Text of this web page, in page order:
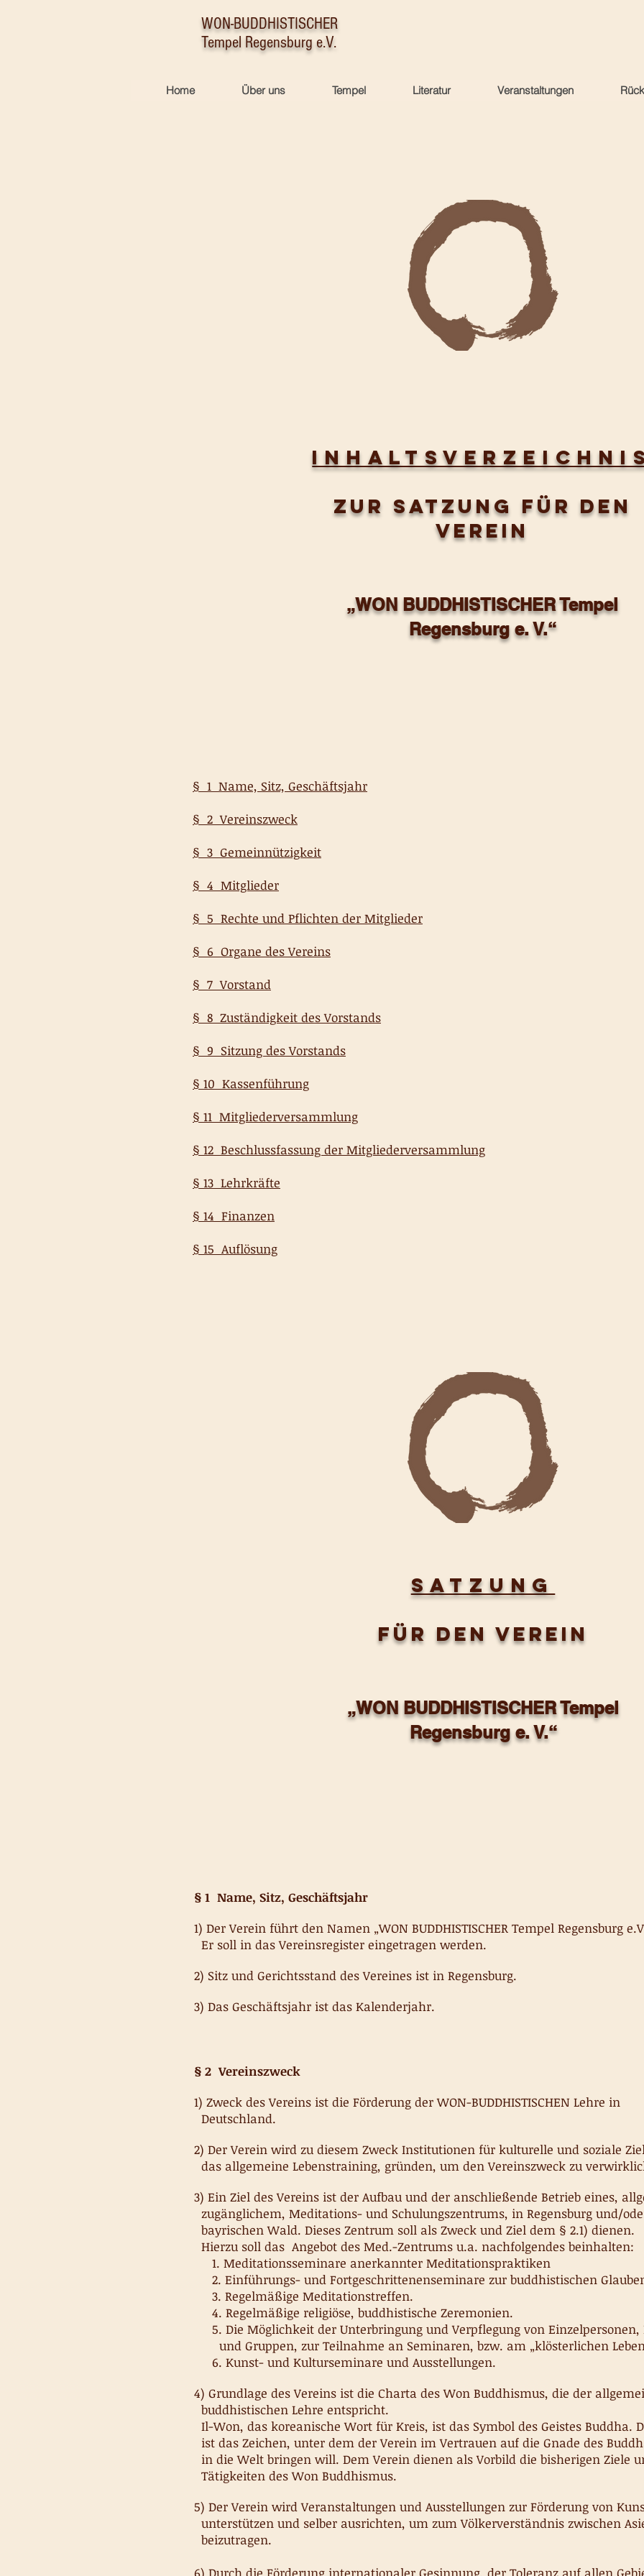
WON-BUDDHISTISCHER
Tempel Regensburg e.V.
Home Über uns Tempel Literatur Veranstaltungen
zur Satzung für den
Verein
„WON BUDDHISTISCHER Tempel
Regensburg e. V.“
§ 1 Name, Sitz, Geschäftsjahr
§ 2 Vereinszweck
§ 3 Gemeinnützigkeit
§ 4 Mitglieder
§ 5 Rechte und Pflichten der Mitglieder
§ 6 Organe des Vereins
§ 7 Vorstand
§ 8 Zuständigkeit des Vorstands
§ 9 Sitzung des Vorstands
§ 10 Kassenführung
§ 11 Mitgliederversammlung
§ 12 Beschlussfassung der Mitgliederversammlung
§ 13 Lehrkräfte
§ 14 Finanzen
§ 15 Auflösung
SATZUNG
für den Verein
„WON BUDDHISTISCHER Tempel
Regensburg e. V.“
§ 1 Name, Sitz, Geschäftsjahr
1) Der Verein führt den Namen „WON BUDDHISTISCHER Tempel Regensburg
Er soll in das Vereinsregister eingetragen werden.
2) Sitz und Gerichtsstand des Vereines ist in Regensburg.
3) Das Geschäftsjahr ist das Kalenderjahr.
§ 2 Vereinszweck
1) Zweck des Vereins ist die Förderung der WON-BUDDHISTISCHEN Lehre in
Deutschland.
2) Der Verein wird zu diesem Zweck Institutionen für kulturelle und soziale
das allgemeine Lebenstraining, gründen, um den Vereinszweck zu
3) Ein Ziel des Vereins ist der Aufbau und der anschließende Betrieb eines,
zugänglichem, Meditations- und Schulungszentrums, in Regensburg und/
bayrischen Wald. Dieses Zentrum soll als Zweck und Ziel dem § 2.1) dienen.
Hierzu soll das Angebot des Med.-Zentrums u.a. nachfolgendes beinhalten:
1. Meditationsseminare anerkannter Meditationspraktiken
2. Einführungs- und Fortgeschrittenenseminare zur buddhistischen
3. Regelmäßige Meditationstreffen.
4. Regelmäßige religiöse, buddhistische Zeremonien.
5. Die Möglichkeit der Unterbringung und Verpflegung von
und Gruppen, zur Teilnahme an Seminaren, bzw. am „klösterlichen
6. Kunst- und Kulturseminare und Ausstellungen.
4) Grundlage des Vereins ist die Charta des Won Buddhismus, die der
buddhistischen Lehre entspricht.
Il-Won, das koreanische Wort für Kreis, ist das Symbol des Geistes Buddha.
ist das Zeichen, unter dem der Verein im Vertrauen auf die Gnade des
in die Welt bringen will. Dem Verein dienen als Vorbild die bisherigen Ziele
Tätigkeiten des Won Buddhismus.
5) Der Verein wird Veranstaltungen und Ausstellungen zur Förderung von
unterstützen und selber ausrichten, um zum Völkerverständnis zwischen
beizutragen.